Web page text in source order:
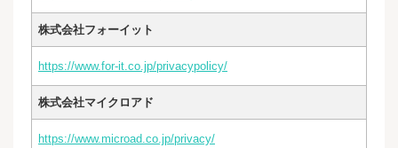
株式会社フォーイット
https://www.for-it.co.jp/privacypolicy/
株式会社マイクロアド
https://www.microad.co.jp/privacy/